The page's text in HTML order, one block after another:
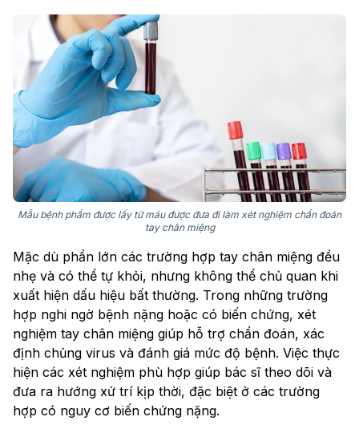
Mẫu bệnh phẩm được lấy từ máu được đưa đi làm xét nghiệm chẩn đoán
tay chân miệng
Mặc dù phần lớn các trường hợp tay chân miệng đều
nhẹ và có thể tự khỏi, nhưng không thể chủ quan khi
xuất hiện dấu hiệu bất thường. Trong những trường
hợp nghi ngờ bệnh nặng hoặc có biến chứng, xét
nghiệm tay chân miệng giúp hỗ trợ chẩn đoán, xác
định chủng virus và đánh giá mức độ bệnh. Việc thực
hiện các xét nghiệm phù hợp giúp bác sĩ theo dõi và
đưa ra hướng xử trí kịp thời, đặc biệt ở các trường
hợp có nguy cơ biến chứng nặng.